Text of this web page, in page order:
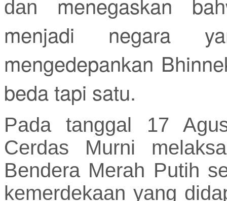
dan
menjadi negara
mengedepankan
beda tapi satu.
Pada tanggal 17
Cerdas Murni
Bendera Merah Putih
kemerdekaan yang